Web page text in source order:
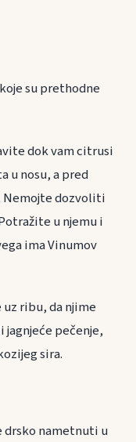
su prethodne
dok vam citrusi
u nosu, a pred
Nemojte dozvoliti
u njemu i
ima Vinumov
ribu, da njime
pečenje,
sira.
drsko nametnuti u